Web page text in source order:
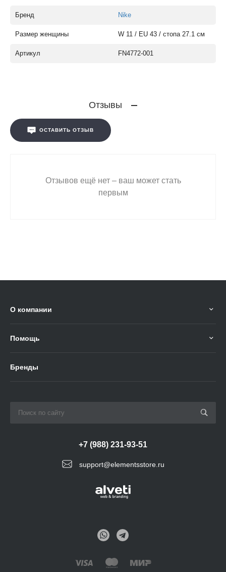
Бренд Nike
Размер женщины W 11 / EU 43 / стопа 27.1 см
Артикул FN4772-001
Отзывы
ОСТАВИТЬ ОТЗЫВ
Отзывов ещё нет – ваш может стать
первым
О компании
Помощь
Бренды
support@elementsstore.ru
+7 (988) 231-93-51